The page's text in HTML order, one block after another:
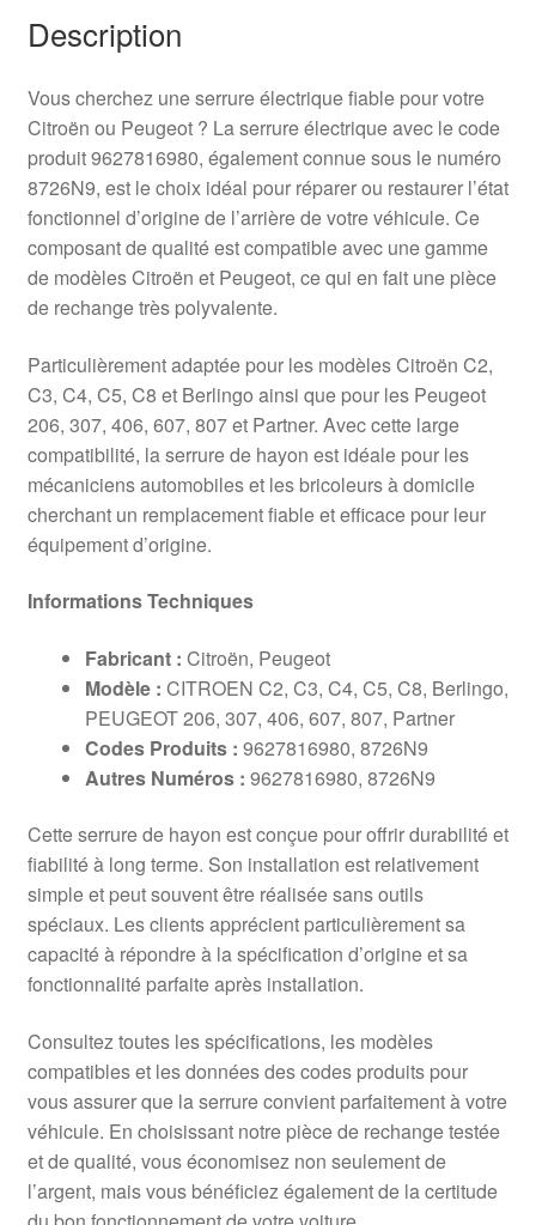
Description
Vous cherchez une serrure électrique fiable pour votre
Citroën ou Peugeot ? La serrure électrique avec le code
produit 9627816980, également connue sous le numéro
8726N9, est le choix idéal pour réparer ou restaurer l’état
fonctionnel d’origine de l’arrière de votre véhicule. Ce
composant de qualité est compatible avec une gamme
de modèles Citroën et Peugeot, ce qui en fait une pièce
de rechange très polyvalente.
Particulièrement adaptée pour les modèles Citroën C2,
C3, C4, C5, C8 et Berlingo ainsi que pour les Peugeot
206, 307, 406, 607, 807 et Partner. Avec cette large
compatibilité, la serrure de hayon est idéale pour les
mécaniciens automobiles et les bricoleurs à domicile
cherchant un remplacement fiable et efficace pour leur
équipement d’origine.
Informations Techniques
Fabricant : Citroën, Peugeot
Modèle : CITROEN C2, C3, C4, C5, C8, Berlingo,
PEUGEOT 206, 307, 406, 607, 807, Partner
Codes Produits : 9627816980, 8726N9
Autres Numéros : 9627816980, 8726N9
Cette serrure de hayon est conçue pour offrir durabilité et
fiabilité à long terme. Son installation est relativement
simple et peut souvent être réalisée sans outils
spéciaux. Les clients apprécient particulièrement sa
capacité à répondre à la spécification d’origine et sa
fonctionnalité parfaite après installation.
Consultez toutes les spécifications, les modèles
compatibles et les données des codes produits pour
vous assurer que la serrure convient parfaitement à votre
véhicule. En choisissant notre pièce de rechange testée
et de qualité, vous économisez non seulement de
l’argent, mais vous bénéficiez également de la certitude